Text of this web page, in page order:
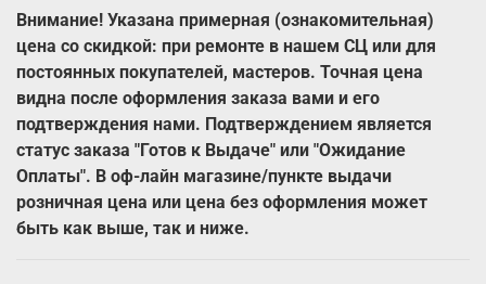
Внимание! Указана примерная (ознакомительная)
цена со скидкой: при ремонте в нашем СЦ или для
постоянных покупателей, мастеров. Точная цена
видна после оформления заказа вами и его
подтверждения нами. Подтверждением является
статус заказа "Готов к Выдаче" или "Ожидание
Оплаты". В оф-лайн магазине/пункте выдачи
розничная цена или цена без оформления может
быть как выше, так и ниже.